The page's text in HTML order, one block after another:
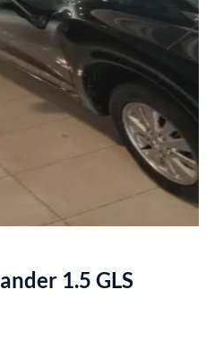
1.5 GLS